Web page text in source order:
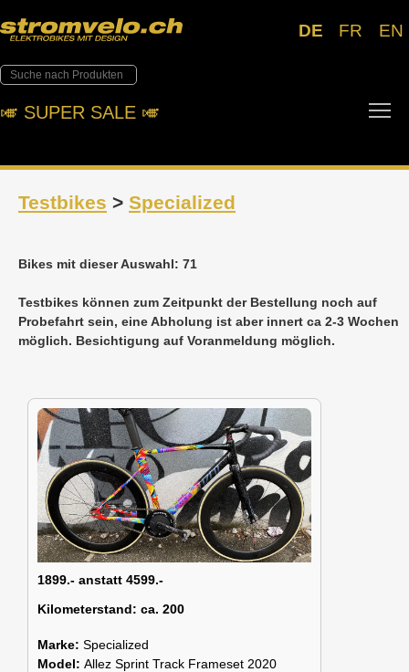
DE FR EN
🎺︎ SUPER SALE 🎺︎
Testbikes > Specialized
Bikes mit dieser Auswahl: 71
Testbikes können zum Zeitpunkt der Bestellung noch auf
Probefahrt sein, eine Abholung ist aber innert ca 2-3 Wochen
möglich. Besichtigung auf Voranmeldung möglich.
1899.- anstatt 4599.-
Kilometerstand: ca. 200
Marke: Specialized
Model: Allez Sprint Track Frameset 2020